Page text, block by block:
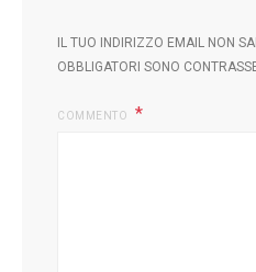
IL TUO INDIRIZZO EMAIL NON
OBBLIGATORI SONO
COMMENTO